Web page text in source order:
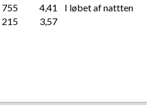
755 4,41
I løbet af nattten
215 3,57